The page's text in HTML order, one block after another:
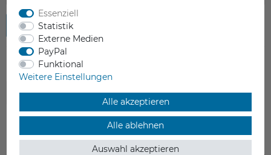
Rezension senden
ZUBEHÖR
Essenziell
Statistik
Externe Medien
PayPal
Funktional
Weitere Einstellungen
Alle akzeptieren
Alle ablehnen
Auswahl akzeptieren